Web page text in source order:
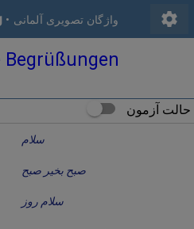
• واژگان تصویری آلمانی settings
Begrüßungen
حالت آزمون
سلام
صبح بخیر صبح
سلام روز